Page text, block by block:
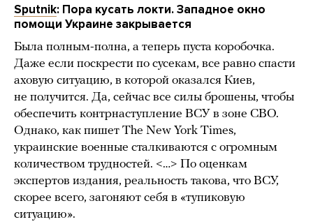
Sputnik: Пора кусать локти. Западное окно
помощи Украине закрывается
Была полным-полна, а теперь пуста коробочка.
Даже если поскрести по сусекам, все равно спасти
аховую ситуацию, в которой оказался Киев,
не получится. Да, сейчас все силы брошены, чтобы
обеспечить контрнаступление ВСУ в зоне СВО.
Однако, как пишет The New York Times,
украинские военные сталкиваются с огромным
количеством трудностей. <…> По оценкам
экспертов издания, реальность такова, что ВСУ,
скорее всего, загоняют себя в «тупиковую
ситуацию».